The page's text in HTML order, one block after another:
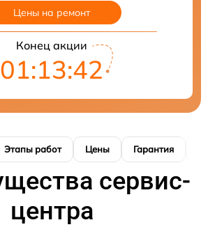
Цены на ремонт
Конец акции
01:13:41
Этапы работ Цены Гарантия
сервис-
центра